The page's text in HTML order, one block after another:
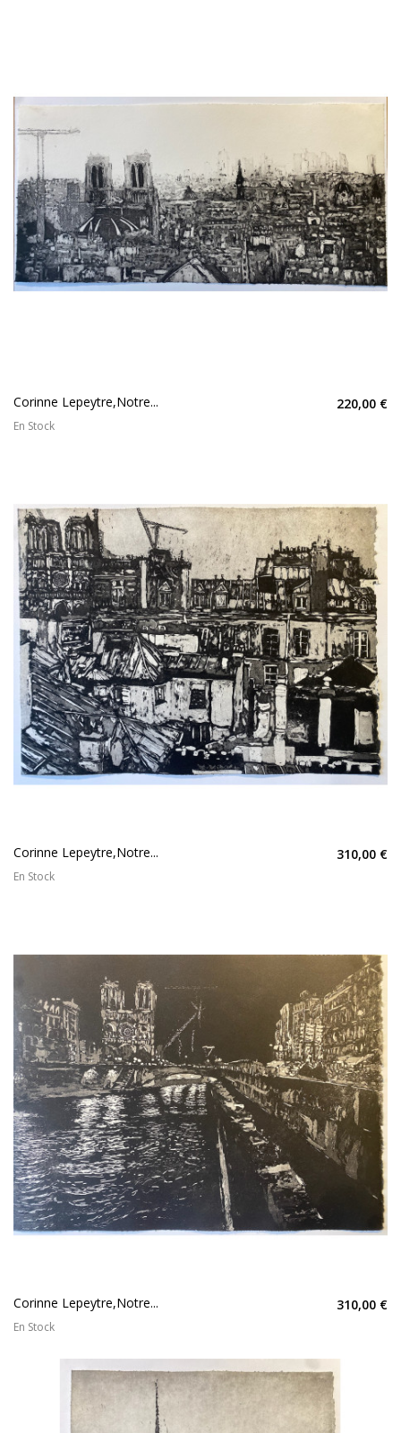
Corinne Lepeytre,Notre... 220,00 €
En Stock
Corinne Lepeytre,Notre... 310,00 €
En Stock
Corinne Lepeytre,Notre... 310,00 €
En Stock